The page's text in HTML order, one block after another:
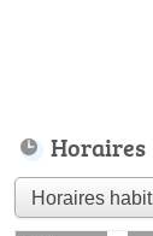
Horaires